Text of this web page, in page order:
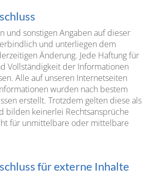
und sonstigen Angaben auf dieser
und unterliegen dem
Änderung. Jede Haftung für
Vollständigkeit der Informationen
Alle auf unseren Internetseiten
wurden nach bestem
erstellt. Trotzdem gelten diese als
bilden keinerlei Rechtsansprüche
für unmittelbare oder mittelbare
für externe Inhalte